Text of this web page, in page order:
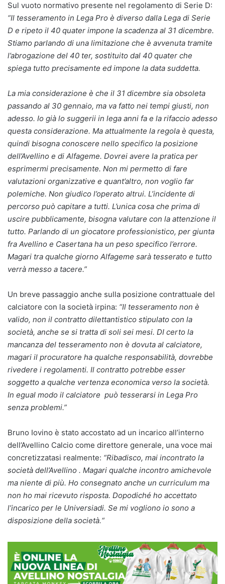
Sul vuoto normativo presente nel regolamento di Serie D:
“Il tesseramento in Lega Pro è diverso dalla Lega di Serie
D e ripeto il 40 quater impone la scadenza al 31 dicembre.
Stiamo parlando di una limitazione che è avvenuta tramite
l’abrogazione del 40 ter, sostituito dal 40 quater che
spiega tutto precisamente ed impone la data suddetta.
La mia considerazione è che il 31 dicembre sia obsoleta
passando al 30 gennaio, ma va fatto nei tempi giusti, non
adesso. Io già lo suggerii in lega anni fa e la rifaccio adesso
questa considerazione. Ma attualmente la regola è questa,
quindi bisogna conoscere nello specifico la posizione
dell’Avellino e di Alfageme. Dovrei avere la pratica per
esprimermi precisamente. Non mi permetto di fare
valutazioni organizzative e quant’altro, non voglio far
polemiche. Non giudico l’operato altrui. L’incidente di
percorso può capitare a tutti. L’unica cosa che prima di
uscire pubblicamente, bisogna valutare con la attenzione il
tutto. Parlando di un giocatore professionistico, per giunta
fra Avellino e Casertana ha un peso specifico l’errore.
Magari tra qualche giorno Alfageme sarà tesserato e tutto
verrà messo a tacere.”
Un breve passaggio anche sulla posizione contrattuale del
calciatore con la società irpina: “Il tesseramento non è
valido, non il contratto dilettantistico stipulato con la
società, anche se si tratta di soli sei mesi. DI certo la
mancanza del tesseramento non è dovuta al calciatore,
magari il procuratore ha qualche responsabilità, dovrebbe
rivedere i regolamenti. Il contratto potrebbe esser
soggetto a qualche vertenza economica verso la società.
In egual modo il calciatore può tesserarsi in Lega Pro
senza problemi.”
Bruno Iovino è stato accostato ad un incarico all’interno
dell’Avellino Calcio come direttore generale, una voce mai
concretizzatasi realmente: “Ribadisco, mai incontrato la
società dell’Avellino . Magari qualche incontro amichevole
ma niente di più. Ho consegnato anche un curriculum ma
non ho mai ricevuto risposta. Dopodiché ho accettato
l’incarico per le Universiadi. Se mi vogliono io sono a
disposizione della società.“